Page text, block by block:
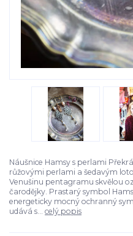
Náušnice Hamsy s perlami
růžovými perlami a šedavým
Venušinu pentagramu skvělou
čarodějky. Prastarý symbol
energeticky mocný ochranný
udává s... celý popis